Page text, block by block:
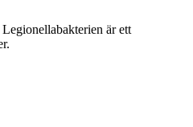
är ett